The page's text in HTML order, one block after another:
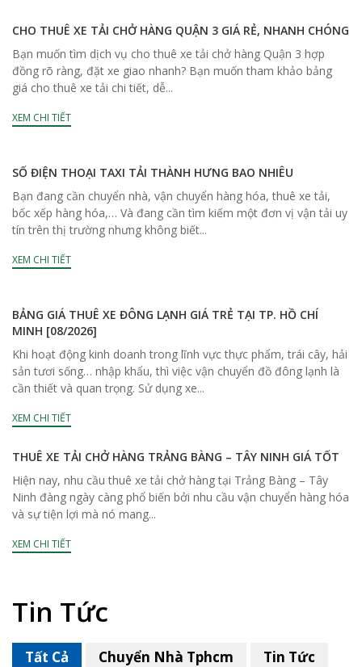
CHO THUÊ XE TẢI CHỞ HÀNG QUẬN 3 GIÁ RẺ, NHANH CHÓNG
Bạn muốn tìm dịch vụ cho thuê xe tải chở hàng Quận 3 hợp
đồng rõ ràng, đặt xe giao nhanh? Bạn muốn tham khảo bảng
giá cho thuê xe tải chi tiết, dễ...
XEM CHI TIẾT
SỐ ĐIỆN THOẠI TAXI TẢI THÀNH HƯNG BAO NHIÊU
Bạn đang cần chuyển nhà, vận chuyển hàng hóa, thuê xe tải,
bốc xếp hàng hóa,… Và đang cần tìm kiếm một đơn vị vận tải uy
tín trên thị trường nhưng không biết...
XEM CHI TIẾT
BẢNG GIÁ THUÊ XE ĐÔNG LẠNH GIÁ TRẺ TẠI TP. HỒ CHÍ
MINH [08/2026]
Khi hoạt động kinh doanh trong lĩnh vực thực phẩm, trái cây, hải
sản tươi sống… nhập khẩu, thì việc vận chuyển đồ đông lạnh là
cần thiết và quan trọng. Sử dụng xe...
XEM CHI TIẾT
THUÊ XE TẢI CHỞ HÀNG TRẢNG BÀNG – TÂY NINH GIÁ TỐT
Hiện nay, nhu cầu thuê xe tải chở hàng tại Trảng Bàng – Tây
Ninh đàng ngày càng phổ biến bởi nhu cầu vận chuyển hàng hóa
và sự tiện lợi mà nó mang...
XEM CHI TIẾT
Tin Tức
Tất Cả Chuyển Nhà Tphcm
Tin Tức